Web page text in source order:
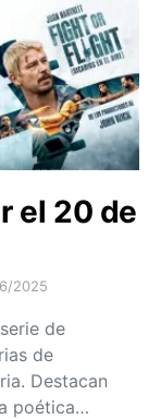
el 20 de
2025
de
de
Destacan
poética…